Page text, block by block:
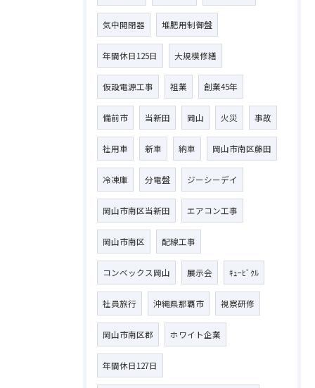
気中開閉器 堆肥用制御盤
年間休日125日 大規模修繕
仮設電源工事 祖業 創業45年
備前市 当新田 岡山 火災 事故
社用車 新車 納車 岡山市南区藤田
冷凍庫 分電盤 ジーシーデイ
岡山市南区当新田 エアコン工事
岡山市南区 配線工事
コンベックス岡山 展示会 ｷｭｰﾋﾞｸﾙ
社員旅行 沖縄県那覇市 視察研修
岡山市南区郡 ホワイト企業
年間休日127日